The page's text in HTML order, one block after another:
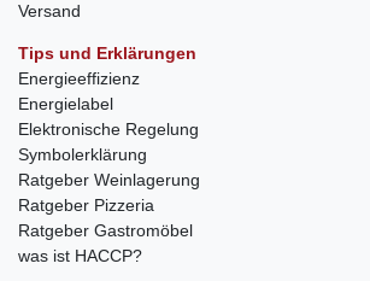
Versand
Tips und Erklärungen
Energieeffizienz
Energielabel
Elektronische Regelung
Symbolerklärung
Ratgeber Weinlagerung
Ratgeber Pizzeria
Ratgeber Gastromöbel
was ist HACCP?